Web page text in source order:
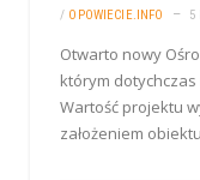
/ OPOWIECIE.INFO 5
Otwarto nowy
którym dotychczas
Wartość projektu
założeniem